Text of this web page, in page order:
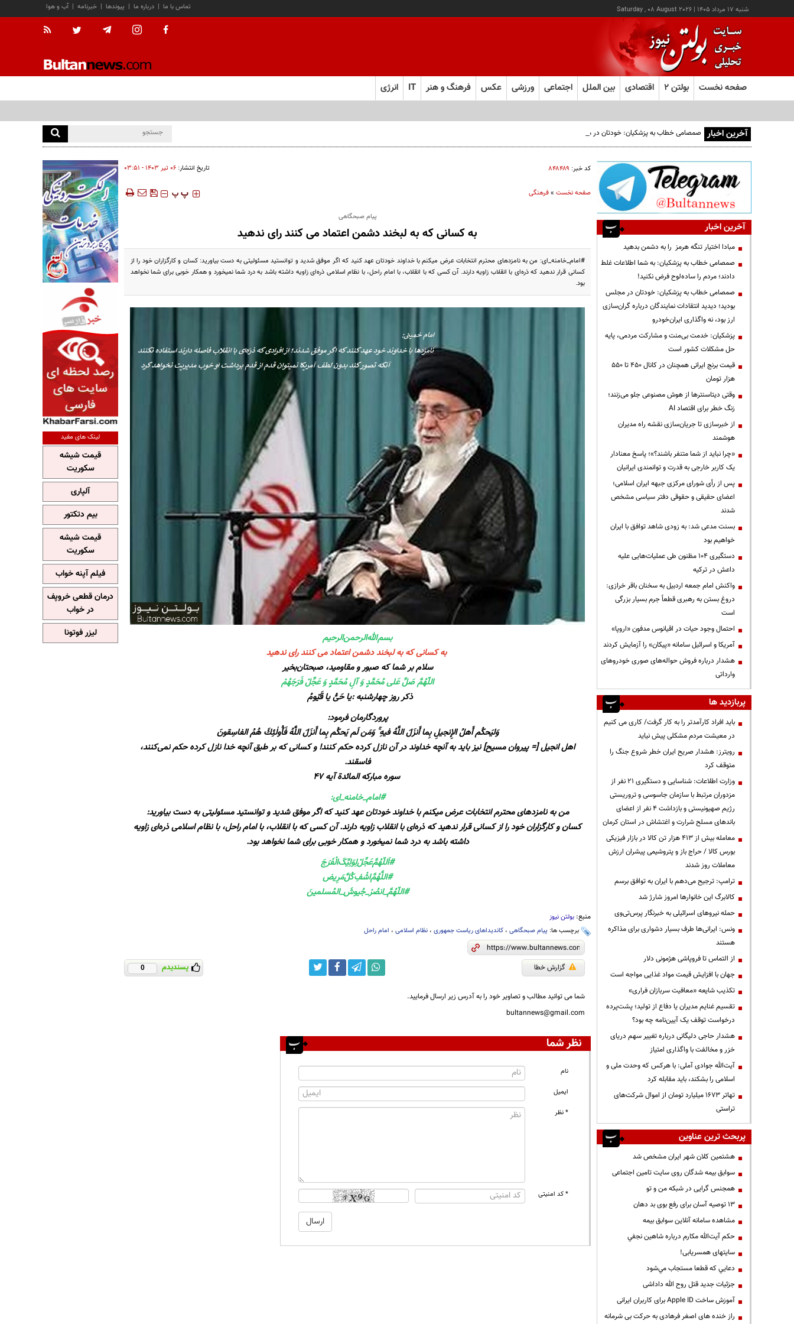
شنبه ۱۷ مرداد ۱۴۰۵ |
Saturday , 08 August 2026 آب و هوا | خبرنامه | پیوندها | درباره ما | تماس با ما
صفحه نخست بولتن ۲ اقتصادی بین الملل اجتماعی ورزشی عکس فرهنگ و هنر IT انرژی
آخرین اخبار صمصامی خطاب به پزشکیان: خودتان در مجلس بودید؛ دیدید انتقادات نمایندگان درباره گران‌سازی ارز بود، نه واگذاری ایران‌خودرو
کد خبر: ۸۴۸۴۸۹ تاریخ انتشار: ۰۶ تير ۱۴۰۳ - ۰۳:۵۱
صفحه نخست»فرهنگی ‍‍‍ پ پ
پیام صبحگاهی
به کسانی که به لبخند دشمن اعتماد می کنند رای ندهید
#امام_خامنه_ای: من به نامزدهای محترم انتخابات عرض میکنم با خداوند خودتان عهد کنید که اگر موفق شدید و توانستید مسئولیتی به دست بیاورید: کسان و کارگزاران خود را از
کسانی قرار ندهید که ذره‌ای با انقلاب زاویه دارند. آن کسی که با انقلاب، با امام راحل، با نظام اسلامی ذره‌ای زاویه داشته باشد به درد شما نمیخورد و همکار خوبی برای شما نخواهد
بود.
بسم‌الله‌الرحمن‌الرحیم
به کسانی که به لبخند دشمن اعتماد می کنند رای ندهید
سلام‌ بر شما که صبور و مقاومید، صبحتان‌بخیر
اللّهُمَّ صَلِّ عَلی مُحَمَّدٍ وَ آلِ مُحَمَّدٍ وَ عَجِّلْ فَرَجَهُمْ
ذکر روز چهارشنبه :یا حَیُّ یا قَیّومُ
پروردگارمان فرمود:
وَليَحكُم أَهلُ الإِنجيلِ بِما أَنزَلَ اللَّهُ فيهِ ۚ وَمَن لَم يَحكُم بِما أَنزَلَ اللَّهُ فَأُولٰئِكَ هُمُ الفاسِقونَ
اهل انجیل [= پیروان مسیح‌] نیز باید به آنچه خداوند در آن نازل کرده حکم کنند! و کسانی که بر طبق آنچه خدا نازل کرده حکم نمی‌کنند،
فاسقند.
سوره مبارکه المائدة آیه ۴۷
#امام_خامنه_ای:
من به نامزدهای محترم انتخابات عرض میکنم با خداوند خودتان عهد کنید که اگر موفق شدید و توانستید مسئولیتی به دست بیاورید:
کسان و کارگزاران خود را از کسانی قرار ندهید که ذره‌ای با انقلاب زاویه دارند. آن کسی که با انقلاب، با امام راحل، با نظام اسلامی ذره‌ای زاویه
داشته باشد به درد شما نمیخورد و همکار خوبی برای شما نخواهد بود.
#اَللّهُمَّ‌عَجِّلْ‌لِوَلِيِّکَ‌الْفَرَجَ
#اللَّهُمَّ‌اشْفِ‌کُلَّ‌مَرِیض
#اللّهُمَّ_انصُرْ_جُيوشَ_المُسلمينَ
منبع: بولتن نیوز
برچسب ها: پیام صبحگاهی، کاندیداهای ریاست جمهوری، نظام اسلامی، امام راحل
گزارش خطا پسندیدم 0
شما می توانید مطالب و تصاویر خود را به آدرس زیر ارسال فرمایید.
bultannews@gmail.com
نظر شما
نام
ایمیل
* نظر
* کد امنیتی
آخرین اخبار
مبادا اختیار تنگه هرمز را به دشمن بدهید
صمصامی خطاب به پزشکیان: به شما اطلاعات غلط
دادند؛ مردم را ساده‌لوح فرض نکنید!
صمصامی خطاب به پزشکیان: خودتان در مجلس
بودید؛ دیدید انتقادات نمایندگان درباره گران‌سازی
ارز بود، نه واگذاری ایران‌خودرو
پزشکیان: خدمت بی‌منت و مشارکت مردمی، پایه
حل مشکلات کشور است
قیمت‌ برنج ایرانی همچنان در کانال ۴۵۰ تا ۵۵۰
هزار تومان
وقتی دیتاسنترها از هوش مصنوعی جلو می‌زنند؛
زنگ خطر برای اقتصاد AI
از خبرسازی تا جریان‌سازی نقشه راه مدیران
هوشمند
«چرا نباید از شما متنفر باشند؟»؛ پاسخ معنادار
یک کاربر خارجی به قدرت و توانمندی ایرانیان
پس از رأی شورای مرکزی جبهه ایران اسلامی؛
اعضای حقیقی و حقوقی دفتر سیاسی مشخص
شدند
بسنت مدعی شد: به زودی شاهد توافق با ایران
خواهیم بود
دستگیری ۱۰۴ مظنون طی عملیات‌هایی علیه
داعش در ترکیه
واکنش امام جمعه اردبیل به سخنان باقر خرازی:
دروغ بستن به رهبری قطعاً جرم بسیار بزرگی
است
احتمال وجود حیات در اقیانوس مدفون «اروپا»
آمریکا و اسرائیل سامانه «پیکان» را آزمایش کردند
هشدار درباره فروش حواله‌های صوری خودروهای
وارداتی
پربازدید ها
باید افراد کارآمدتر را به کار گرفت/ کاری می کنیم
در معیشت مردم مشکلی پیش نیاید
رویترز: هشدار صریح ایران خطر شروع جنگ را
متوقف کرد
وزارت اطلاعات: شناسایی و دستگیری ۲۱ نفر از
مزدوران مرتبط با سازمان جاسوسی و تروریستی
رژیم صهیونیستی و بازداشت ۴ نفر از اعضای
باندهای مسلح شرارت و اغتشاش در استان کرمان
معامله بیش از ۴۱۳ هزار تن کالا در بازار فیزیکی
بورس کالا / حراج باز و پتروشیمی پیشران ارزش
معاملات روز شدند
ترامپ: ترجیح می‌دهم با ایران به توافق برسم
کالابرگ این خانوارها امروز شارژ شد
حمله نیروهای اسرائیلی به خبرنگار پرس‌تی‌وی
ونس: ایرانی‌ها طرف بسیار دشواری برای مذاکره
هستند
از التماس تا فروپاشی هژمونی دلار
جهان با افزایش قیمت مواد غذایی مواجه است
تکذیب شایعه «معافیت سربازان فراری»
تقسیم غنایم مدیران یا دفاع از تولید؛ پشت‌پرده
درخواست توقف یک آیین‌نامه چه بود؟
هشدار حاجی دلیگانی درباره تغییر سهم دریای
خزر و مخالفت با واگذاری امتیاز
آیت‌الله جوادی آملی: با هرکس که وحدت ملی و
اسلامی را بشکند، باید مقابله کرد
تهاتر ۱۶۷۳ میلیارد تومان از اموال شرکت‌های
تراستی
پربحث ترین عناوین
هشتمین کلان شهر ایران مشخص شد
سوابق بیمه شدگان روی سایت تامین اجتماعی
همجنس گرایی در شبکه من و تو
13 توصیه آسان برای رفع بوی بد دهان
مشاهده سامانه آنلاين سوابق بیمه
حكم آيت‌الله مكارم درباره شاهين نجفي
سایتهای همسریابی!
دعايي كه قطعا مستجاب مي‌شود
جزئیات جدید قتل روح الله داداشی
آموزش ساخت Apple ID برای کاربران ایرانی
راز خنده های اصغر فرهادی به حرکت بی شرمانه
لینک های مفید
قیمت شیشه
سکوریت
آلپاری
بیم دتکتور
قیمت شیشه
سکوریت
فیلم آپنه خواب
درمان قطعی خروپف
در خواب
لیزر فوتونا